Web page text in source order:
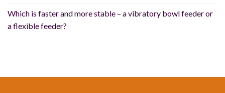
Which is faster and more stable – a vibratory bowl feeder or
a flexible feeder?